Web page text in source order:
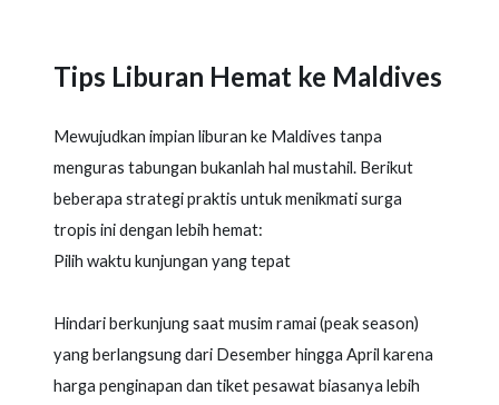
Tips Liburan Hemat ke Maldives
Mewujudkan impian liburan ke Maldives tanpa
menguras tabungan bukanlah hal mustahil. Berikut
beberapa strategi praktis untuk menikmati surga
tropis ini dengan lebih hemat:
Pilih waktu kunjungan yang tepat
Hindari berkunjung saat musim ramai (peak season)
yang berlangsung dari Desember hingga April karena
harga penginapan dan tiket pesawat biasanya lebih